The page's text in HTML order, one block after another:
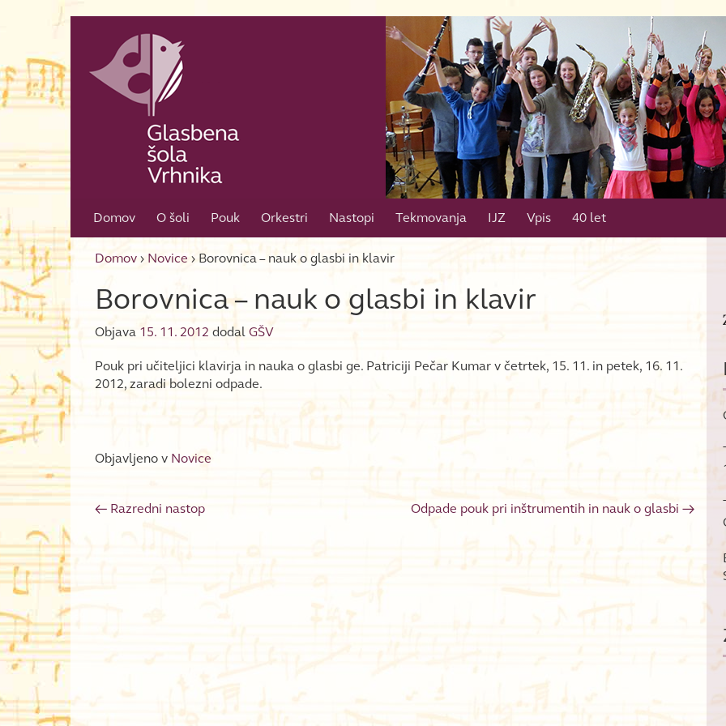
Domov O šoli Pouk Orkestri Nastopi Tekmovanja IJZ Vpis 40 let
Domov › Novice › Borovnica – nauk o glasbi in klavir
Borovnica – nauk o glasbi in klavir
Objava 15. 11. 2012 dodal GŠV
Pouk pri učiteljici klavirja in nauka o glasbi ge. Patriciji Pečar Kumar v četrtek, 15. 11. in petek, 16. 11.
2012, zaradi bolezni odpade.
Objavljeno v Novice
Post navigation
← Razredni nastop Odpade pouk pri inštrumentih in nauk o glasbi →